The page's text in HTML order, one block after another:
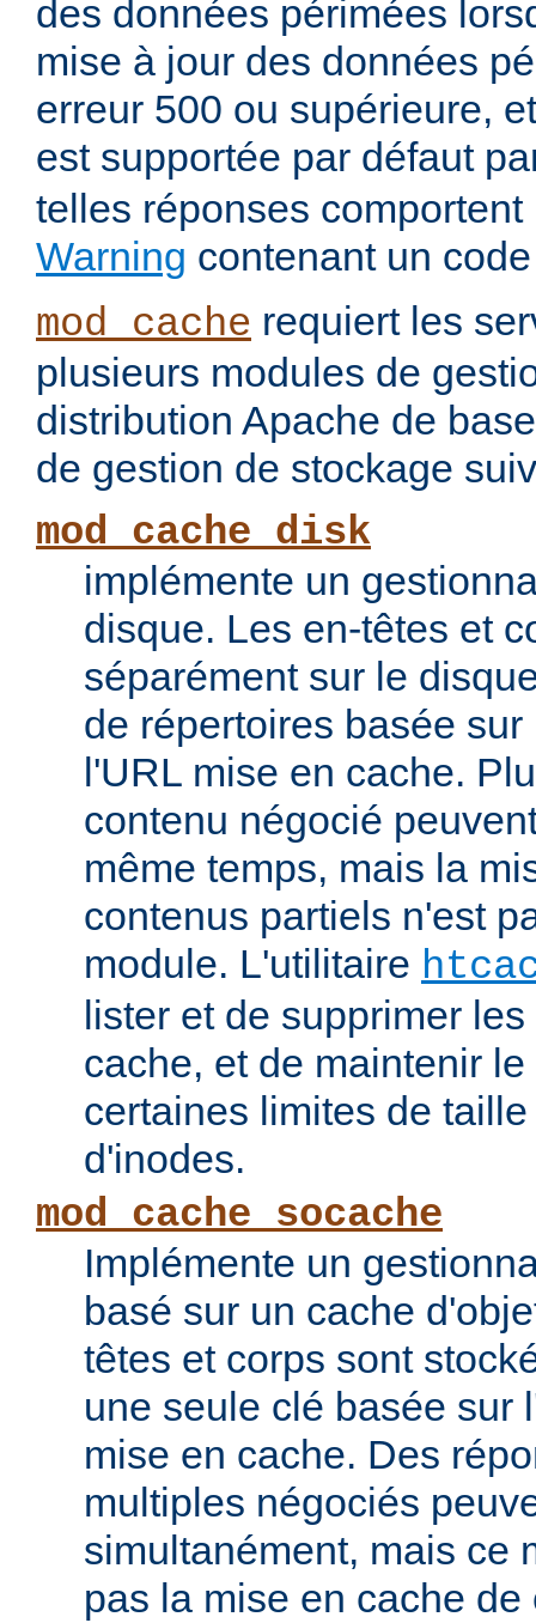
des données périmées
mise à jour des données
erreur 500 ou supérieure,
est supportée par défaut
telles réponses
Warning contenant un
mod_cache requiert les
plusieurs modules de
distribution Apache de
de gestion de stockage
mod_cache_disk
implémente un
disque. Les en-têtes et
séparément sur le
de répertoires basée
l'URL mise en cache.
contenu négocié
même temps, mais la
contenus partiels n'est
module. L'utilitaire
lister et de supprimer
cache, et de maintenir
certaines limites de
d'inodes.
mod_cache_socache
Implémente un
basé sur un cache
têtes et corps sont
une seule clé basée sur
mise en cache. Des
multiples négociés
simultanément, mais ce
pas la mise en cache